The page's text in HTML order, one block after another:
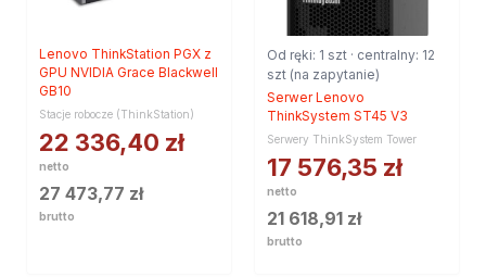
Lenovo ThinkStation PGX z
GPU NVIDIA Grace Blackwell
GB10
Stacje robocze (ThinkStation)
22 336,40 zł
netto
27 473,77 zł
brutto
Od ręki: 1 szt · centralny: 12
szt (na zapytanie)
Serwer Lenovo
ThinkSystem ST45 V3
Serwery ThinkSystem Tower
17 576,35 zł
netto
21 618,91 zł
brutto